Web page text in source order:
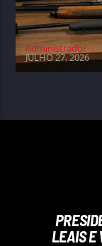
Administrador
JULHO 27, 2026
LEAIS E